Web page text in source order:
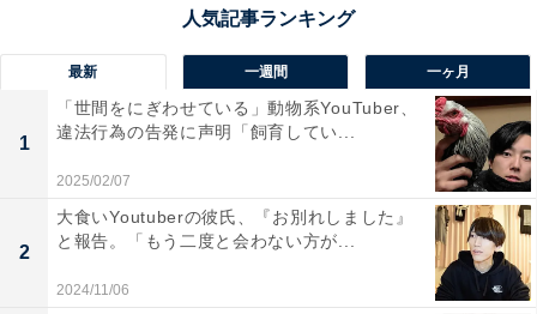
最新 一週間 一ヶ月
1
「世間をにぎわせている」動物系YouTuber、
違法行為の告発に声明「飼育してい...
2025/02/07
2
大食いYoutuberの彼氏、『お別れしました』
と報告。「もう二度と会わない方が...
2024/11/06